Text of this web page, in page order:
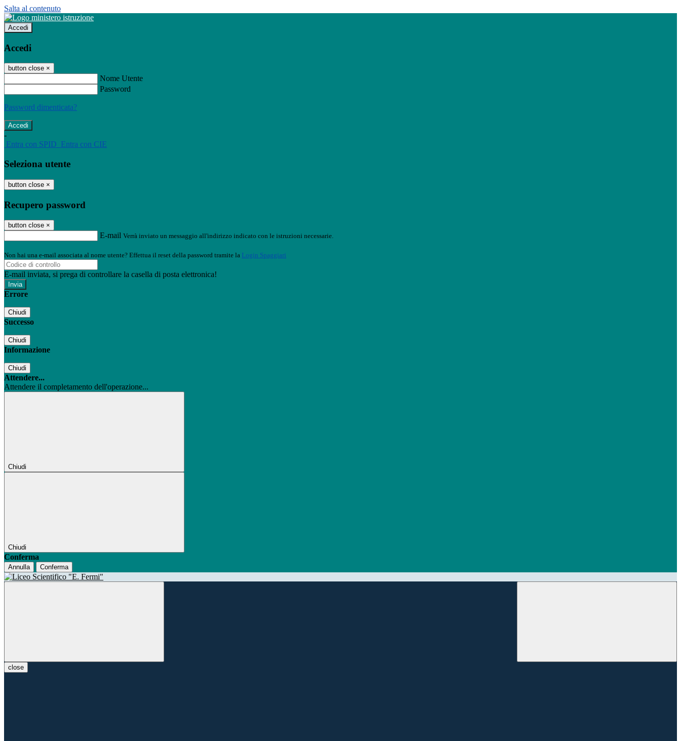
Salta al contenuto
Accedi
Accedi
button close ×
Nome Utente
Password
Password dimenticata?
-
Entra con SPID Entra con CIE
Seleziona utente
button close ×
Recupero password
button close ×
E-mail Verrà inviato un messaggio all'indirizzo indicato con le istruzioni necessarie.
Non hai una e-mail associata al nome utente? Effettua il reset della password tramite la Login Spaggiari
E-mail inviata, si prega di controllare la casella di posta elettronica!
Errore
Chiudi
Successo
Chiudi
Informazione
Chiudi
Attendere...
Attendere il completamento dell'operazione...
Chiudi
Chiudi
Conferma
Annulla Conferma
close